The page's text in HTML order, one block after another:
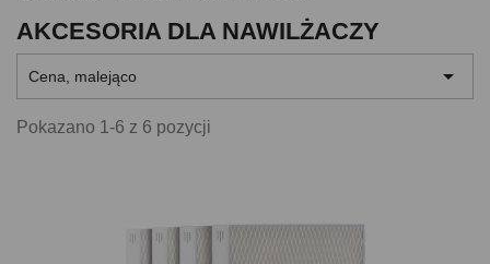
AKCESORIA DLA NAWILŻACZY
Cena, malejąco 
Pokazano 1-6 z 6 pozycji